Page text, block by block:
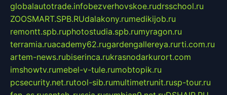
globalautotrade.infobezverhovskoe.rudrsschool.ru
ZOOSMART.SPB.RUdalakony.rumedikijob.ru
remontt.spb.ruphotostudia.spb.rumyragon.ru
terramia.ruacademy62.rugardengallereya.rurti.com.ru
artem-news.rubiserinca.rukrasnodarkurort.com
imshowtv.rumebel-v-tule.rumobtopik.ru
pcsecurity.net.rutool-sib.rumultimetrunit.rusp-tour.ru